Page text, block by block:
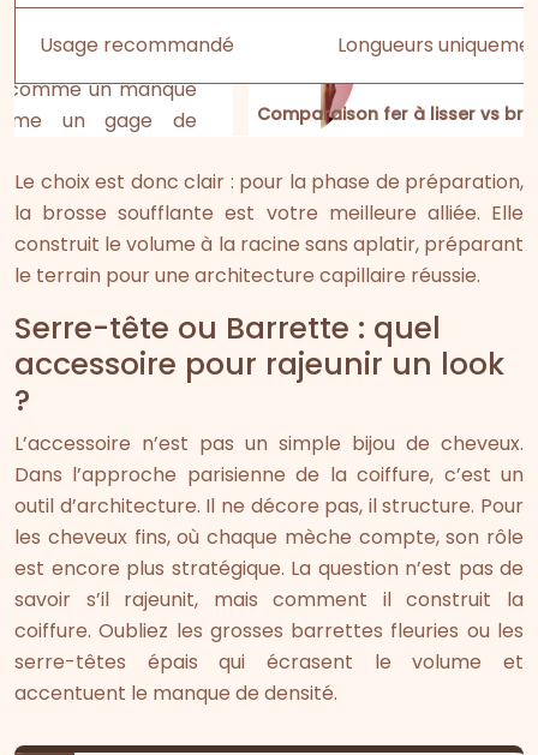
Comparaison fer à lisser vs
Usage recommandé Longueurs
Le choix est donc clair : pour la phase de préparation,
la brosse soufflante est votre meilleure alliée. Elle
construit le volume à la racine sans aplatir, préparant
le terrain pour une architecture capillaire réussie.
Serre-tête ou Barrette : quel
accessoire pour rajeunir un look
?
L’accessoire n’est pas un simple bijou de cheveux.
Dans l’approche parisienne de la coiffure, c’est un
outil d’architecture. Il ne décore pas, il structure. Pour
les cheveux fins, où chaque mèche compte, son rôle
est encore plus stratégique. La question n’est pas de
savoir s’il rajeunit, mais comment il construit la
coiffure. Oubliez les grosses barrettes fleuries ou les
serre-têtes épais qui écrasent le volume et
accentuent le manque de densité.